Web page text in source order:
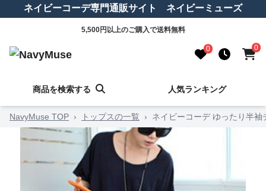
ネイビーコーデ専門通販サイト ネイビーミューズ
5,500円以上のご購入で送料無料
0 0
商品を検索する 人気ランキング
NavyMuse TOP › トップスの一覧 › ネイビーコーデ ゆったり半